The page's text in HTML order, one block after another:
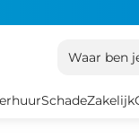
Waar ben
SchadeZakelijk